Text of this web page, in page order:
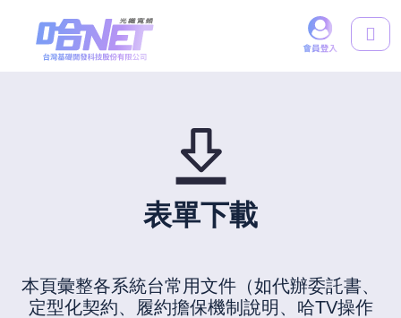
表單下載
本頁彙整各系統台常用文件（如代辦委託書、
定型化契約、履約擔保機制說明、哈TV操作